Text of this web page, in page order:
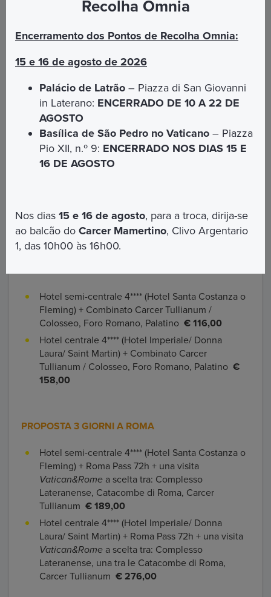
Vantaggi
Prenotazione facile e veloce
Mostra il qrcode sul tuo smartphone
Strutture alberghiere centrali o facilmente
raggiungibili con il trasporto pubblico
Cancellazione gratuita entro le 48h
Assistenza con staff multilingue
Pacchetti
Hotel semi-centrale 4**** (Hotel Santa Costanza o
Fleming) + Combinato Carcer Tullianum /
Colosseo, Foro Romano, Palatino € 116,00
Hotel centrale 4**** (Hotel Imperiale/ Donna
Laura/ Saint Martin) + Combinato Carcer
Tullianum / Colosseo, Foro Romano, Palatino €
158,00
PROPOSTA 3 GIORNI A ROMA
Hotel semi-centrale 4**** (Hotel Santa Costanza o
Fleming) + Roma Pass 72h + una visita
Vatican&Rome a scelta tra: Complesso
Lateranense, Catacombe di Roma, Carcer
Tullianum € 189,00
Hotel centrale 4**** (Hotel Imperiale/ Donna
Laura/ Saint Martin) + Roma Pass 72h + una visita
Vatican&Rome a scelta tra: Complesso
Lateranense, una tra le Catacombe di Roma,
Carcer Tullianum € 276,00
Recolha Omnia
Encerramento dos Pontos de Recolha Omnia:
15 e 16 de agosto de 2026
Palácio de Latrão – Piazza di San Giovanni
in Laterano: ENCERRADO DE 10 A 22 DE
AGOSTO
Basílica de São Pedro no Vaticano – Piazza
Pio XII, n.º 9: ENCERRADO NOS DIAS 15 E
16 DE AGOSTO
Nos dias15 e 16 de agosto, para a troca, dirija-se
ao balcão doCarcer Mamertino, Clivo Argentario
1, das 10h00 às 16h00.